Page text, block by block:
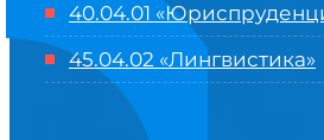
40.04.01
45.04.02 «Лингвистика»